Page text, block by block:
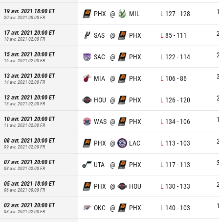
19 avr. 2021 18:00ET
20 avr. 2021 00:00FR PHX @ MIL L 127- 128
17 avr. 2021 20:00ET
18 avr. 2021 02:00FR SAS @ PHX L 85- 111
15 avr. 2021 20:00ET
16 avr. 2021 02:00FR SAC @ PHX L 122 - 114
13 avr. 2021 20:00ET
14 avr. 2021 02:00FR MIA @ PHX L 106-86
12 avr. 2021 20:00ET
13 avr. 2021 02:00FR HOU @ PHX L 126- 120
10 avr. 2021 20:00ET
11 avr. 2021 02:00FR WAS @ PHX L 134- 106
08 avr. 2021 20:00ET
09 avr. 2021 02:00FR PHX @ LAC L 113 - 103
07 avr. 2021 20:00ET
08 avr. 2021 02:00FR UTA @ PHX L 117- 113
05 avr. 2021 18:00ET
06 avr. 2021 00:00FR PHX @ HOU L 130- 133
02 avr. 2021 20:00ET
03 avr. 2021 02:00FR OKC @ PHX L 140- 103